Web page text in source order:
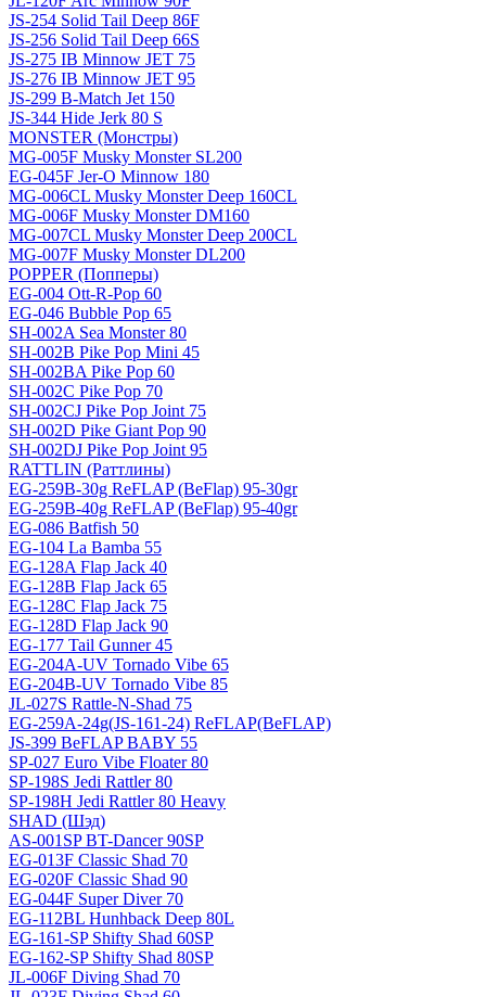
JS-254 Solid Tail Deep 86F
JS-256 Solid Tail Deep 66S
JS-275 IB Minnow JET 75
JS-276 IB Minnow JET 95
JS-299 B-Match Jet 150
JS-344 Hide Jerk 80 S
MONSTER (Монстры)
MG-005F Musky Monster SL200
EG-045F Jer-O Minnow 180
MG-006CL Musky Monster Deep 160CL
MG-006F Musky Monster DM160
MG-007CL Musky Monster Deep 200CL
MG-007F Musky Monster DL200
POPPER (Попперы)
EG-004 Ott-R-Pop 60
EG-046 Bubble Pop 65
SH-002A Sea Monster 80
SH-002B Pike Pop Mini 45
SH-002BA Pike Pop 60
SH-002C Pike Pop 70
SH-002CJ Pike Pop Joint 75
SH-002D Pike Giant Pop 90
SH-002DJ Pike Pop Joint 95
RATTLIN (Раттлины)
EG-259B-30g ReFLAP (BeFlap) 95-30gr
EG-259B-40g ReFLAP (BeFlap) 95-40gr
EG-086 Batfish 50
EG-104 La Bamba 55
EG-128A Flap Jack 40
EG-128B Flap Jack 65
EG-128C Flap Jack 75
EG-128D Flap Jack 90
EG-177 Tail Gunner 45
EG-204A-UV Tornado Vibe 65
EG-204B-UV Tornado Vibe 85
JL-027S Rattle-N-Shad 75
EG-259A-24g(JS-161-24) ReFLAP(BeFLAP)
JS-399 BeFLAP BABY 55
SP-027 Euro Vibe Floater 80
SP-198S Jedi Rattler 80
SP-198H Jedi Rattler 80 Heavy
SHAD (Шэд)
AS-001SP BT-Dancer 90SP
EG-013F Classic Shad 70
EG-020F Classic Shad 90
EG-044F Super Diver 70
EG-112BL Hunhback Deep 80L
EG-161-SP Shifty Shad 60SP
EG-162-SP Shifty Shad 80SP
JL-006F Diving Shad 70